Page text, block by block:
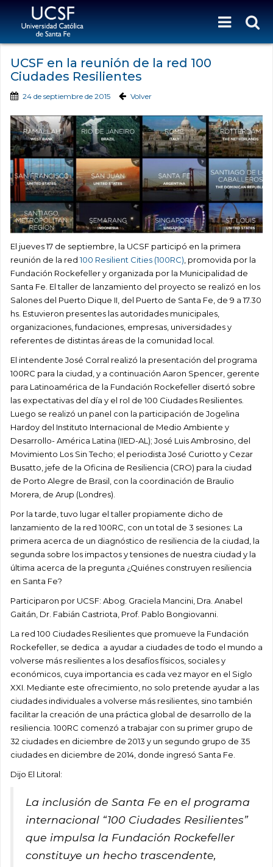
UCSF en la reunión de la red 100
Ciudades Resilientes
24 de septiembre de 2015 Volver
El jueves 17 de septiembre, la UCSF participó en la primera
reunión de la red100 Resilient Cities (100RC) , promovida por la
Fundación Rockefeller y organizada por la Municipalidad de
Santa Fe. El taller de lanzamiento del proyecto se realizó en los
Salones del Puerto Dique II, del Puerto de Santa Fe, de 9 a 17.30
hs. Estuvieron presentes las autoridades municipales,
organizaciones, fundaciones, empresas, universidades y
referentes de distintas áreas de la comunidad local.
El intendente José Corral realizó la presentación del programa
100RC para la ciudad, y a continuación Aaron Spencer, gerente
para Latinoamérica de la Fundación Rockefeller disertó sobre
las expectativas del día y el rol de 100 Ciudades Resilientes.
Luego se realizó un panel con la participación de Jogelina
Hardoy del Instituto Internacional de Medio Ambiente y
Desarrollo- América Latina (IIED-AL); José Luis Ambrosino, del
Movimiento Los Sin Techo; el periodista José Curiotto y Cezar
Busatto, jefe de la Oficina de Resiliencia (CRO) para la ciudad
de Porto Alegre de Brasil, con la coordinación de Braulio
Morera, de Arup (Londres).
Por la tarde, tuvo lugar el taller propiamente dicho de
lanzamiento de la red 100RC, con un total de 3 sesiones: La
primera acerca de un diagnóstico de resiliencia de la ciudad, la
segunda sobre los impactos y tensiones de nuestra ciudad y la
última acerca de la pregunta ¿Quiénes construyen resiliencia
en Santa Fe?
Participaron por UCSF: Abog. Graciela Mancini, Dra. Anabel
Gaitán, Dr. Fabián Castriota, Prof. Pablo Bongiovanni.
La red 100 Ciudades Resilientes que promueve la Fundación
Rockefeller, se dedica a ayudar a ciudades de todo el mundo a
volverse más resilientes a los desafíos físicos, sociales y
económicos, cuya importancia es cada vez mayor en el Siglo
XXI. Mediante este ofrecimiento, no solo pretende ayudar a las
ciudades individuales a volverse más resilientes, sino también
facilitar la creación de una práctica global de desarrollo de la
resiliencia. 100RC comenzó a trabajar con su primer grupo de
32 ciudades en diciembre de 2013 y un segundo grupo de 35
ciudades en diciembre de 2014, donde ingresó Santa Fe.
Dijo El Litoral:
La inclusión de Santa Fe en el programa
internacional “100 Ciudades Resilientes”
que impulsa la Fundación Rockefeller
constituye un hecho trascendente,